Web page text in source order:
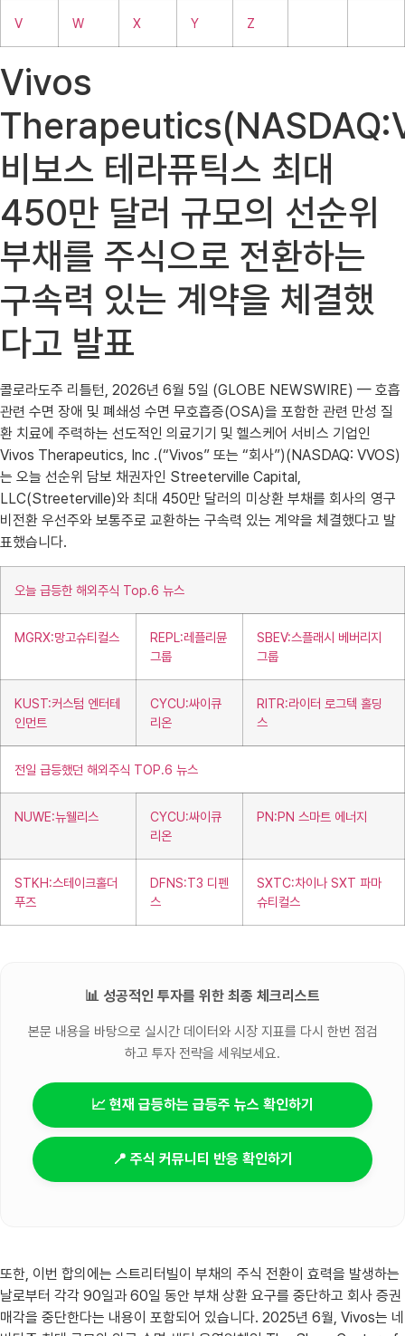
V W X Y Z
Vivos
비보스 테라퓨틱스 최대
450만 달러 규모의 선순위
부채를 주식으로 전환하는
구속력 있는 계약을 체결했
다고 발표
콜로라도주 리틀턴, 2026년 6월 5일 (GLOBE NEWSWIRE) — 호흡
관련 수면 장애 및 폐쇄성 수면 무호흡증(OSA)을 포함한 관련 만성 질
환 치료에 주력하는 선도적인 의료기기 및 헬스케어 서비스 기업인
Vivos Therapeutics, Inc .(“Vivos” 또는 “회사”)(NASDAQ: VVOS)
는 오늘 선순위 담보 채권자인 Streeterville Capital,
LLC(Streeterville)와 최대 450만 달러의 미상환 부채를 회사의 영구
비전환 우선주와 보통주로 교환하는 구속력 있는 계약을 체결했다고 발
표했습니다.
오늘 급등한 해외주식 Top.6 뉴스
MGRX:망고슈티컬스
REPL:레플리뮨
그룹
SBEV:스플래시 베버리지
그룹
KUST:커스텀 엔터테
인먼트
CYCU:싸이큐
리온
RITR:라이터 로그텍 홀딩
스
전일 급등했던 해외주식 TOP.6 뉴스
NUWE:뉴웰리스
CYCU:싸이큐
리온
PN:PN 스마트 에너지
STKH:스테이크홀더
푸즈
DFNS:T3 디펜
스
SXTC:차이나 SXT 파마
슈티컬스
📊 성공적인 투자를 위한 최종 체크리스트
본문 내용을 바탕으로 실시간 데이터와 시장 지표를 다시 한번 점검
하고 투자 전략을 세워보세요.
📈 현재 급등하는 급등주 뉴스 확인하기
📍 주식 커뮤니티 반응 확인하기
또한, 이번 합의에는 스트리터빌이 부채의 주식 전환이 효력을 발생하는
날로부터 각각 90일과 60일 동안 부채 상환 요구를 중단하고 회사 증권
매각을 중단한다는 내용이 포함되어 있습니다. 2025년 6월, Vivos는 네